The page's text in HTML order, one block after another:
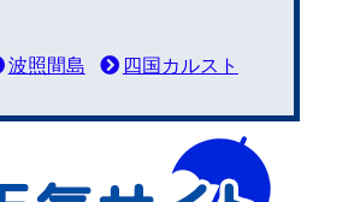
波照間島 四国カルスト